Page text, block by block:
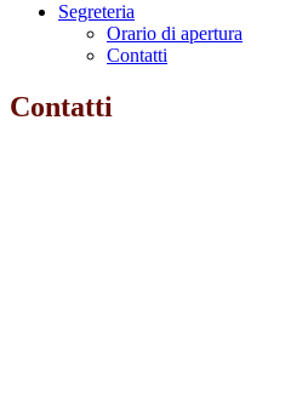
Segreteria
Orario di apertura
Contatti
Contatti